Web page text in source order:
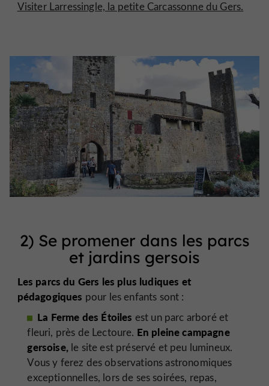
Visiter Larressingle, la petite Carcassonne du Gers.
2) Se promener dans les parcs
et jardins gersois
Les parcs du Gers les plus ludiques et
pédagogiques pour les enfants sont :
La Ferme des Étoiles est un parc arboré et
fleuri, près de Lectoure. En pleine campagne
gersoise, le site est préservé et peu lumineux.
Vous y ferez des observations astronomiques
exceptionnelles, lors de ses soirées, repas,